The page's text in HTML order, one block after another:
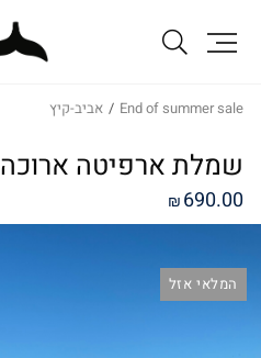
End of summer sale
/ אביב-קיץ
שמלת ארפיטה ארוכה
₪ 690.00
המלאי אזל